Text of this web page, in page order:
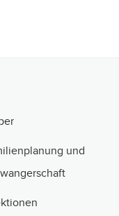
und